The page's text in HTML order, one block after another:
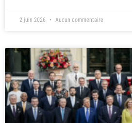
2 juin 2026 Aucun commentaire